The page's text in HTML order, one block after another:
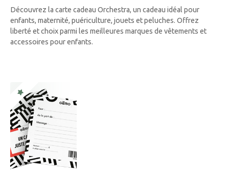
Découvrez la carte cadeau Orchestra, un cadeau idéal pour
enfants, maternité, puériculture, jouets et peluches. Offrez
liberté et choix parmi les meilleures marques de vêtements et
accessoires pour enfants.